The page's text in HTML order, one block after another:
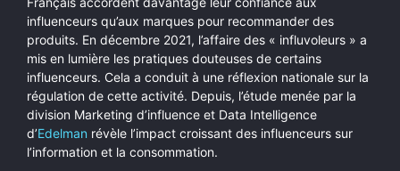
influenceurs qu’aux marques pour recommander des
produits. En décembre 2021, l’affaire des « influvoleurs » a
mis en lumière les pratiques douteuses de certains
influenceurs. Cela a conduit à une réflexion nationale sur la
régulation de cette activité. Depuis, l’étude menée par la
division Marketing d’influence et Data Intelligence
d’Edelman révèle l’impact croissant des influenceurs sur
l’information et la consommation.